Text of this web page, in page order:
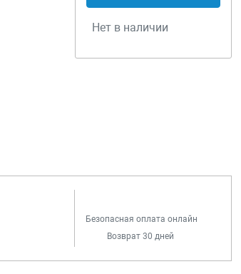
Нет в наличии
Безопасная оплата онлайн
Возврат 30 дней